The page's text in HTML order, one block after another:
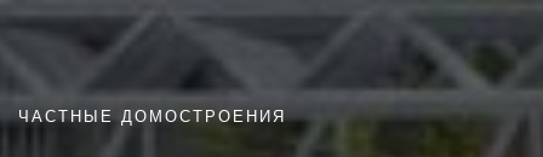
ЧАСТНЫЕ ДОМОСТРОЕНИЯ